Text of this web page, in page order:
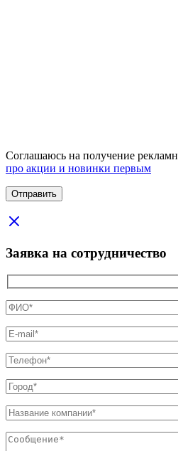
Соглашаюсь на получение
про акции и новинки первым
Заявка на сотрудничество